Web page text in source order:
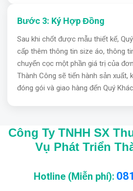
Bước 3: Ký Hợp Đồng
Sau khi chốt được mẫu thiết kế,
cấp thêm thông tin size áo, thông
chuyển cọc một phần giá trị của
Thành Công sẽ tiến hành sản xuất,
đóng gói và giao hàng đến Quý
Công Ty TNHH SX
Vụ Phát Triển
Hotline (Miễn phí):